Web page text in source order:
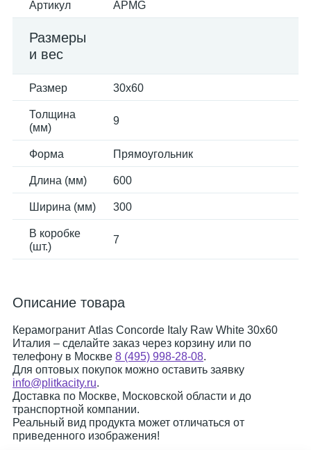
Артикул APMG
Размеры
и вес
Размер 30x60
Толщина
(мм)
9
Форма Прямоугольник
Длина (мм) 600
Ширина (мм) 300
В коробке
(шт.)
7
Описание товара
Керамогранит Atlas Concorde Italy Raw White 30x60
Италия – сделайте заказ через корзину или по
телефону в Москве 8 (495) 998-28-08.
Для оптовых покупок можно оставить заявку
info@plitkacity.ru.
Доставка по Москве, Московской области и до
транспортной компании.
Реальный вид продукта может отличаться от
приведенного изображения!